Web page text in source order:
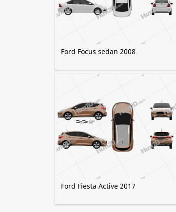
Ford Focus sedan 2008
Ford Fiesta Active 2017